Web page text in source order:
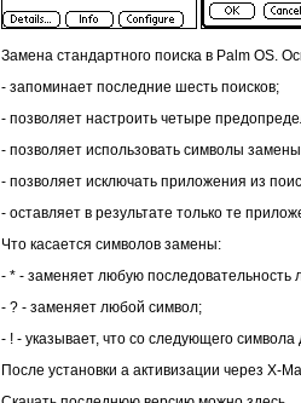
Замена стандартного поиска в Palm OS.
- запоминает последние шесть поисков;
- позволяет настроить четыре
- позволяет использовать символы
- позволяет исключать приложения из
- оставляет в результате только те
Что касается символов замены:
- * - заменяет любую последовательность
- ? - заменяет любой символ;
- ! - указывает, что со следующего
После установки а активизации через X-